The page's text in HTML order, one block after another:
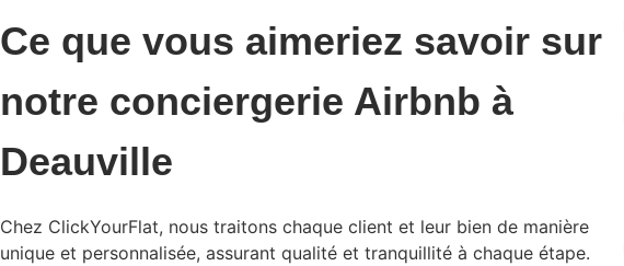
Ce que vous aimeriez savoir sur
notre conciergerie Airbnb à
Deauville
Chez ClickYourFlat, nous traitons chaque client et leur bien de manière
unique et personnalisée, assurant qualité et tranquillité à chaque étape.